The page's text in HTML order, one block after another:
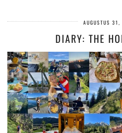
AUGUSTUS
DIARY: THE